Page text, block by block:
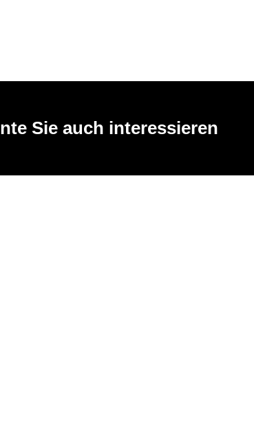
Sie auch interessieren